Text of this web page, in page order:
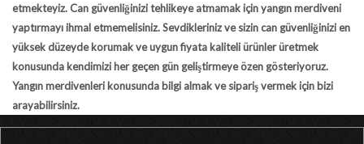
etmekteyiz. Can güvenliğinizi tehlikeye atmamak için yangın merdiveni
yaptırmayı ihmal etmemelisiniz. Sevdikleriniz ve sizin can güvenliğinizi en
yüksek düzeyde korumak ve uygun fiyata kaliteli ürünler üretmek
konusunda kendimizi her geçen gün geliştirmeye özen gösteriyoruz.
Yangın merdivenleri konusunda bilgi almak ve sipariş vermek için bizi
arayabilirsiniz.